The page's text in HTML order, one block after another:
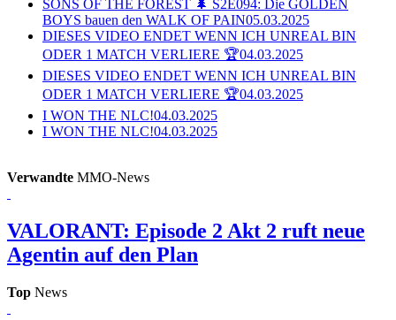
SONS OF THE FOREST 🌲 S2E094: Die GOLDEN
BOYS bauen den WALK OF PAIN05.03.2025
DIESES VIDEO ENDET WENN ICH UNREAL BIN
ODER 1 MATCH VERLIERE 🏆04.03.2025
DIESES VIDEO ENDET WENN ICH UNREAL BIN
ODER 1 MATCH VERLIERE 🏆04.03.2025
I WON THE NLC!04.03.2025
I WON THE NLC!04.03.2025
Verwandte MMO-News
VALORANT: Episode 2 Akt 2 ruft neue
Agentin auf den Plan
Top News